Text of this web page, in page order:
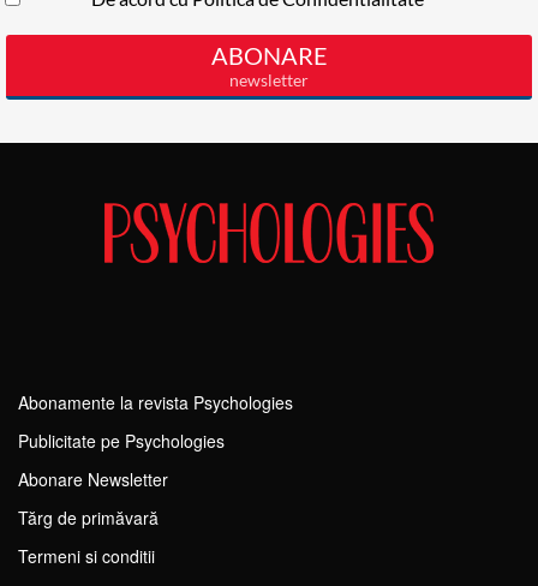
Abonamente la revista Psychologies
Publicitate pe Psychologies
Abonare Newsletter
Tărg de primăvară
Termeni si conditii